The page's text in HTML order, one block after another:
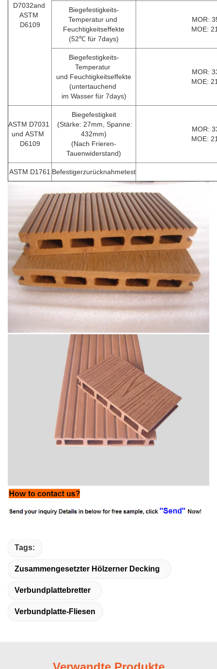
D7032and
ASTM
D6109
Biegefestigkeits-
Temperatur und
Feuchtigkeitseffekte
(52℃ für 7days)
MOR:
MOE:
Biegefestigkeits-
Temperatur
und Feuchtigkeitseffekte
(untertauchend
im Wasser für 7days)
MOR:
MOE:
ASTM D7031
und ASTM
D6109
Biegefestigkeit
(Stärke: 27mm, Spanne:
432mm)
(Nach Frieren-
Tauenwiderstand)
MOR:
MOE:
ASTM D1761 Befestigerzurücknahmetest
Tags:
Zusammengesetzter Hölzerner Decking
Verbundplattebretter
Verbundplatte-Fliesen